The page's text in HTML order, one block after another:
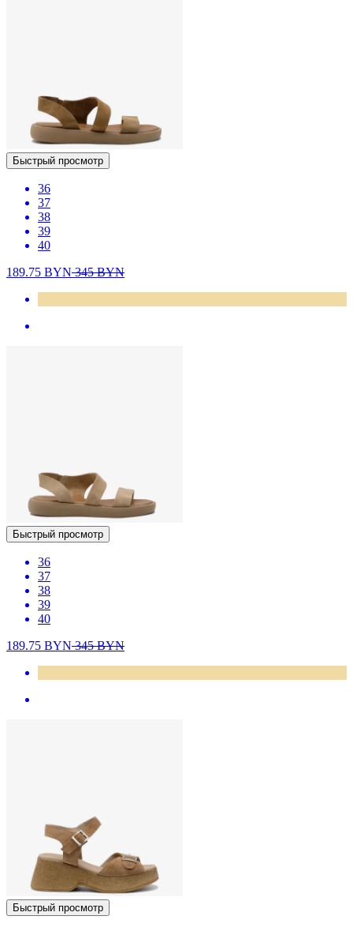
Быстрый просмотр
36
37
38
39
40
189.75 BYN345BYN
Быстрый просмотр
36
37
38
39
40
189.75 BYN345BYN
Быстрый просмотр